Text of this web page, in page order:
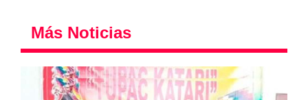
Más Noticias